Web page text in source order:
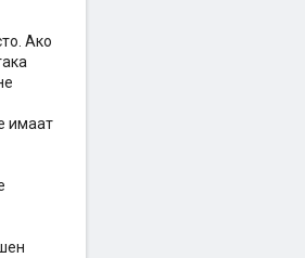
Ако
имаат